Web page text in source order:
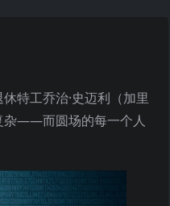
特工乔治·史迈利（加里
杂——而圆场的每一个人